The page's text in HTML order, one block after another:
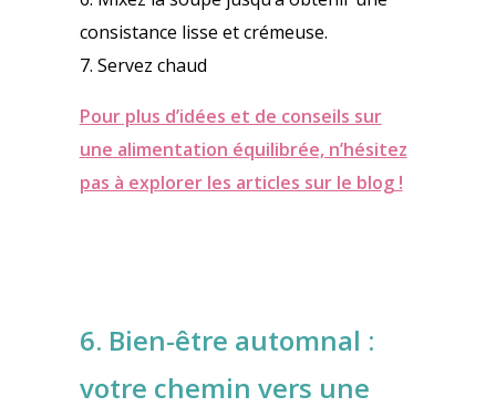
consistance lisse et crémeuse.
7. Servez chaud
Pour plus d’idées et de conseils sur
une alimentation équilibrée, n’hésitez
pas à explorer les articles sur le blog !
6. Bien-être automnal :
votre chemin vers une